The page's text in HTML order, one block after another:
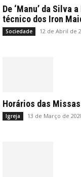
De ‘Manu’ da Silva
técnico dos Iron
Sociedade 12 de Abril de
Horários das
Igreja 13 de Março de